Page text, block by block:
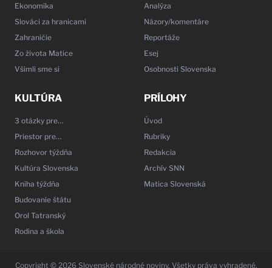
Ekonomika
Slováci za hranicami
Zahraničie
Zo života Matice
Všimli sme si
Analýza
Názory/komentáre
Reportáže
Esej
Osobnosti Slovenska
KULTÚRA
3 otázky pre…
Priestor pre…
Rozhovor týždňa
Kultúra Slovenska
Kniha týždňa
Budovanie štátu
Orol Tatranský
Rodina a škola
PRÍLOHY
Úvod
Rubriky
Redakcia
Archív SNN
Matica Slovenská
Copyright © 2026 Slovenské národné noviny. Všetky práva vyhradené.